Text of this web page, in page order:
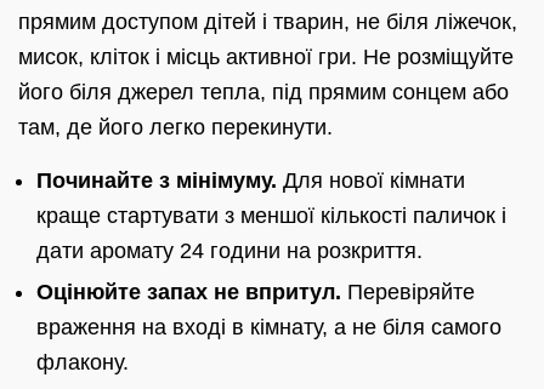
прямим доступом дітей і тварин, не біля ліжечок,
мисок, кліток і місць активної гри. Не розміщуйте
його біля джерел тепла, під прямим сонцем або
там, де його легко перекинути.
Починайте з мінімуму. Для нової кімнати
краще стартувати з меншої кількості паличок і
дати аромату 24 години на розкриття.
Оцінюйте запах не впритул. Перевіряйте
враження на вході в кімнату, а не біля самого
флакону.